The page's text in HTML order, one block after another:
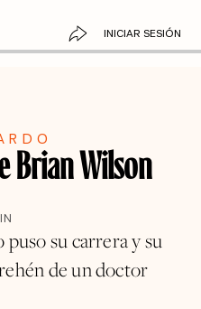
INICIAR SESIÓN
Brian Wilson
su carrera y su
de un doctor